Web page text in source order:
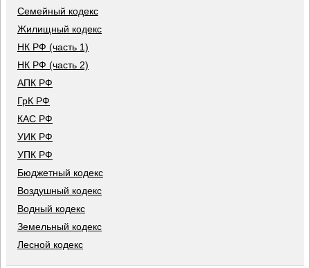
Семейный кодекс
Жилищный кодекс
НК РФ (часть 1)
НК РФ (часть 2)
АПК РФ
ГрК РФ
КАС РФ
УИК РФ
УПК РФ
Бюджетный кодекс
Воздушный кодекс
Водный кодекс
Земельный кодекс
Лесной кодекс